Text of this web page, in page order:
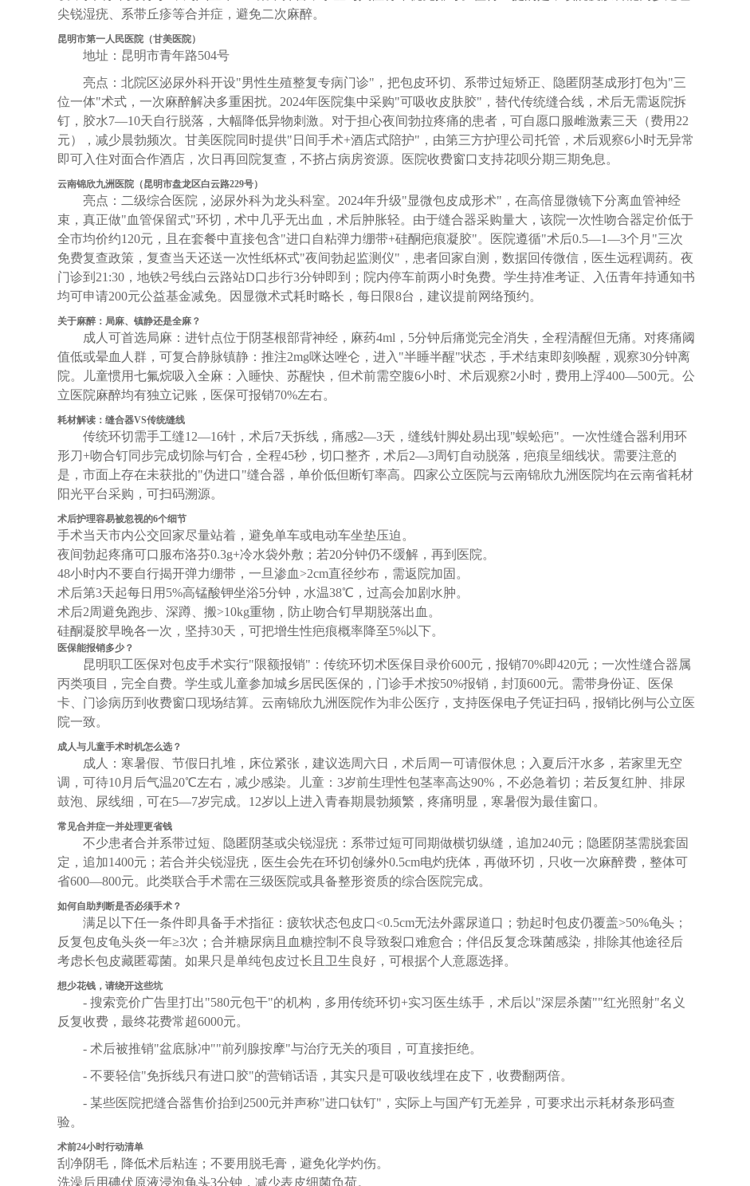
尖锐湿疣、系带丘疹等合并症，避免二次麻醉。
昆明市第一人民医院（甘美医院）
地址：昆明市青年路504号
亮点：北院区泌尿外科开设"男性生殖整复专病门诊"，把包皮环切、系带过短矫正、隐匿阴茎成形打包为"三
位一体"术式，一次麻醉解决多重困扰。2024年医院集中采购"可吸收皮肤胶"，替代传统缝合线，术后无需返院拆
钉，胶水7—10天自行脱落，大幅降低异物刺激。对于担心夜间勃拉疼痛的患者，可自愿口服雌激素三天（费用22
元），减少晨勃频次。甘美医院同时提供"日间手术+酒店式陪护"，由第三方护理公司托管，术后观察6小时无异常
即可入住对面合作酒店，次日再回院复查，不挤占病房资源。医院收费窗口支持花呗分期三期免息。
云南锦欣九洲医院（昆明市盘龙区白云路229号）
亮点：二级综合医院，泌尿外科为龙头科室。2024年升级"显微包皮成形术"，在高倍显微镜下分离血管神经
束，真正做"血管保留式"环切，术中几乎无出血，术后肿胀轻。由于缝合器采购量大，该院一次性吻合器定价低于
全市均价约120元，且在套餐中直接包含"进口自粘弹力绷带+硅酮疤痕凝胶"。医院遵循"术后0.5—1—3个月"三次
免费复查政策，复查当天还送一次性纸杯式"夜间勃起监测仪"，患者回家自测，数据回传微信，医生远程调药。夜
门诊到21:30，地铁2号线白云路站D口步行3分钟即到；院内停车前两小时免费。学生持准考证、入伍青年持通知书
均可申请200元公益基金减免。因显微术式耗时略长，每日限8台，建议提前网络预约。
关于麻醉：局麻、镇静还是全麻？
成人可首选局麻：进针点位于阴茎根部背神经，麻药4ml，5分钟后痛觉完全消失，全程清醒但无痛。对疼痛阈
值低或晕血人群，可复合静脉镇静：推注2mg咪达唑仑，进入"半睡半醒"状态，手术结束即刻唤醒，观察30分钟离
院。儿童惯用七氟烷吸入全麻：入睡快、苏醒快，但术前需空腹6小时、术后观察2小时，费用上浮400—500元。公
立医院麻醉均有独立记账，医保可报销70%左右。
耗材解读：缝合器VS传统缝线
传统环切需手工缝12—16针，术后7天拆线，痛感2—3天，缝线针脚处易出现"蜈蚣疤"。一次性缝合器利用环
形刀+吻合钉同步完成切除与钉合，全程45秒，切口整齐，术后2—3周钉自动脱落，疤痕呈细线状。需要注意的
是，市面上存在未获批的"伪进口"缝合器，单价低但断钉率高。四家公立医院与云南锦欣九洲医院均在云南省耗材
阳光平台采购，可扫码溯源。
术后护理容易被忽视的6个细节
手术当天市内公交回家尽量站着，避免单车或电动车坐垫压迫。
夜间勃起疼痛可口服布洛芬0.3g+冷水袋外敷；若20分钟仍不缓解，再到医院。
48小时内不要自行揭开弹力绷带，一旦渗血>2cm直径纱布，需返院加固。
术后第3天起每日用5%高锰酸钾坐浴5分钟，水温38℃，过高会加剧水肿。
术后2周避免跑步、深蹲、搬>10kg重物，防止吻合钉早期脱落出血。
硅酮凝胶早晚各一次，坚持30天，可把增生性疤痕概率降至5%以下。
医保能报销多少？
昆明职工医保对包皮手术实行"限额报销"：传统环切术医保目录价600元，报销70%即420元；一次性缝合器属
丙类项目，完全自费。学生或儿童参加城乡居民医保的，门诊手术按50%报销，封顶600元。需带身份证、医保
卡、门诊病历到收费窗口现场结算。云南锦欣九洲医院作为非公医疗，支持医保电子凭证扫码，报销比例与公立医
院一致。
成人与儿童手术时机怎么选？
成人：寒暑假、节假日扎堆，床位紧张，建议选周六日，术后周一可请假休息；入夏后汗水多，若家里无空
调，可待10月后气温20℃左右，减少感染。儿童：3岁前生理性包茎率高达90%，不必急着切；若反复红肿、排尿
鼓泡、尿线细，可在5—7岁完成。12岁以上进入青春期晨勃频繁，疼痛明显，寒暑假为最佳窗口。
常见合并症一并处理更省钱
不少患者合并系带过短、隐匿阴茎或尖锐湿疣：系带过短可同期做横切纵缝，追加240元；隐匿阴茎需脱套固
定，追加1400元；若合并尖锐湿疣，医生会先在环切创缘外0.5cm电灼疣体，再做环切，只收一次麻醉费，整体可
省600—800元。此类联合手术需在三级医院或具备整形资质的综合医院完成。
如何自助判断是否必须手术？
满足以下任一条件即具备手术指征：疲软状态包皮口<0.5cm无法外露尿道口；勃起时包皮仍覆盖>50%龟头；
反复包皮龟头炎一年≥3次；合并糖尿病且血糖控制不良导致裂口难愈合；伴侣反复念珠菌感染，排除其他途径后
考虑长包皮藏匿霉菌。如果只是单纯包皮过长且卫生良好，可根据个人意愿选择。
想少花钱，请绕开这些坑
- 搜索竞价广告里打出"580元包干"的机构，多用传统环切+实习医生练手，术后以"深层杀菌""红光照射"名义
反复收费，最终花费常超6000元。
- 术后被推销"盆底脉冲""前列腺按摩"与治疗无关的项目，可直接拒绝。
- 不要轻信"免拆线只有进口胶"的营销话语，其实只是可吸收线埋在皮下，收费翻两倍。
- 某些医院把缝合器售价抬到2500元并声称"进口钛钉"，实际上与国产钉无差异，可要求出示耗材条形码查
验。
术前24小时行动清单
刮净阴毛，降低术后粘连；不要用脱毛膏，避免化学灼伤。
洗澡后用碘伏原液浸泡龟头3分钟，减少表皮细菌负荷。